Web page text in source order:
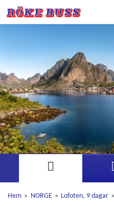
Hem » NORGE » Lofoten, 9 dagar »